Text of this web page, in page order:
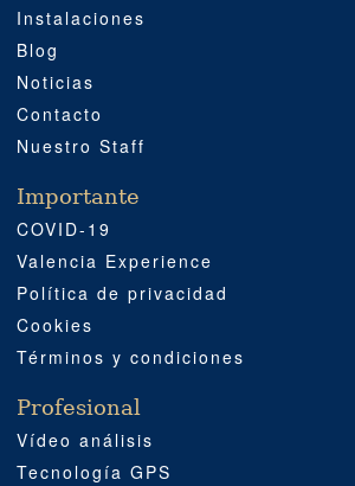
Instalaciones
Blog
Noticias
Contacto
Nuestro Staff
Importante
COVID-19
Valencia Experience
Política de privacidad
Cookies
Términos y condiciones
Profesional
Vídeo análisis
Tecnología GPS